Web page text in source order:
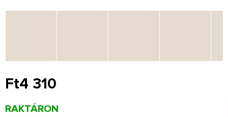
Ft4 310
Egységár:
RAKTÁRON